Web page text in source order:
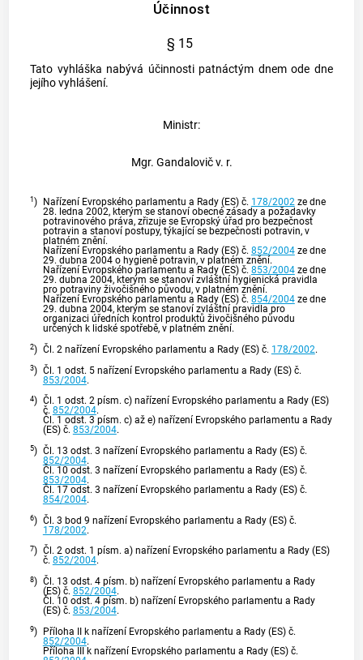
Účinnost
§ 15
Tato vyhláška nabývá účinnosti patnáctým dnem ode dne
jejího vyhlášení.
Ministr:
Mgr. Gandalovič v. r.
1) Nařízení Evropského parlamentu a Rady (ES) č. 178/2002ze dne
28. ledna 2002, kterým se stanoví obecné zásady a požadavky
potravinového práva, zřizuje se Evropský úřad pro bezpečnost
potravin a stanoví postupy, týkající se bezpečnosti potravin, v
platném znění.
Nařízení Evropského parlamentu a Rady (ES) č. 852/2004ze dne
29. dubna 2004 o hygieně potravin, v platném znění.
Nařízení Evropského parlamentu a Rady (ES) č. 853/2004ze dne
29. dubna 2004, kterým se stanoví zvláštní hygienická pravidla
pro potraviny živočišného původu, v platném znění.
Nařízení Evropského parlamentu a Rady (ES) č. 854/2004ze dne
29. dubna 2004, kterým se stanoví zvláštní pravidla pro
organizaci úředních kontrol produktů živočišného původu
určených k lidské spotřebě, v platném znění.
2) Čl. 2 nařízení Evropského parlamentu a Rady (ES) č. 178/2002.
3) Čl. 1 odst. 5 nařízení Evropského parlamentu a Rady (ES) č.
853/2004.
4) Čl. 1 odst. 2 písm. c) nařízení Evropského parlamentu a Rady (ES)
č. 852/2004.
Čl. 1 odst. 3 písm. c) až e) nařízení Evropského parlamentu a Rady
(ES) č. 853/2004.
5) Čl. 13 odst. 3 nařízení Evropského parlamentu a Rady (ES) č.
852/2004.
Čl. 10 odst. 3 nařízení Evropského parlamentu a Rady (ES) č.
853/2004.
Čl. 17 odst. 3 nařízení Evropského parlamentu a Rady (ES) č.
854/2004.
6) Čl. 3 bod 9 nařízení Evropského parlamentu a Rady (ES) č.
178/2002.
7) Čl. 2 odst. 1 písm. a) nařízení Evropského parlamentu a Rady (ES)
č. 852/2004.
8) Čl. 13 odst. 4 písm. b) nařízení Evropského parlamentu a Rady
(ES) č. 852/2004.
Čl. 10 odst. 4 písm. b) nařízení Evropského parlamentu a Rady
(ES) č. 853/2004.
9)
Příloha II k nařízení Evropského parlamentu a Rady (ES) č.
852/2004.
Příloha III k nařízení Evropského parlamentu a Rady (ES) č.